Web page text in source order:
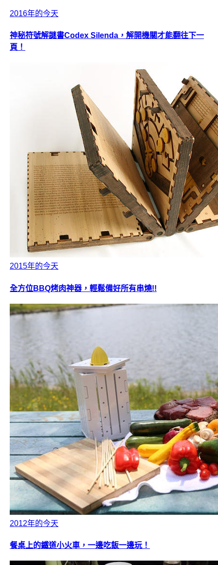
2016年的今天
神秘符號解謎書Codex Silenda，解開機關才能翻往下一
頁！
2015年的今天
全方位BBQ烤肉神器，輕鬆備好所有串燒!!
2012年的今天
餐桌上的鐵道小火車，一邊吃飯一邊玩！